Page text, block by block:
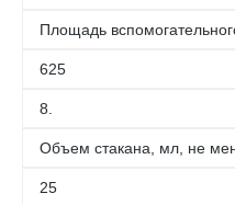
Площадь
625
8.
Объем стакана, мл, не
25